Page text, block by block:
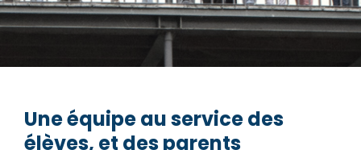
Une équipe au service des
élèves, et des parents